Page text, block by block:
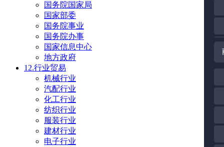
国务院国家局
国家部委
国务院事业
国务院办事
国家信息中心
地方政府
12.行业贸易
机械行业
汽配行业
化工行业
纺织行业
服装行业
建材行业
电子行业